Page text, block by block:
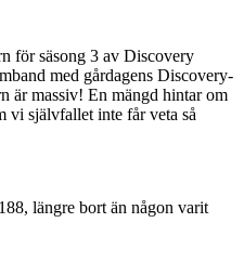
för säsong 3 av Discovery
med gårdagens Discovery-
är massiv! En mängd hintar om
vi självfallet inte får veta så
längre bort än någon varit